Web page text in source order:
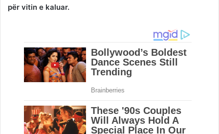
për vitin e kaluar.